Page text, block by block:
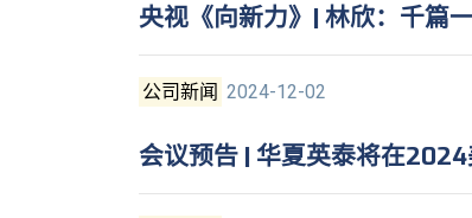
央视《向新力》| 林欣：千篇
公司新闻 2024-12-02
会议预告 | 华夏英泰将在